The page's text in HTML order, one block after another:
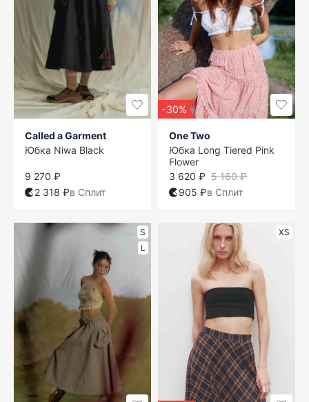
Called a Garment
Юбка Niwa Black
9 270 ₽
2 318 ₽в Сплит
-30%
One Two
Юбка Long Tiered Pink
Flower
5 160 ₽
3 620 ₽
905 ₽в Сплит
S
L
XS